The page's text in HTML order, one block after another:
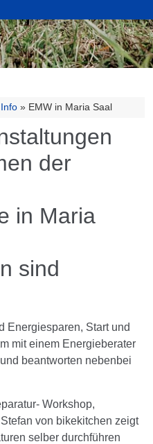
Info » EMW in Maria Saal
der
in Maria
sind
Energiesparen, Start und
mit einem Energieberater
beantworten nebenbei
Workshop,
von bikekitchen zeigt
selber durchführen